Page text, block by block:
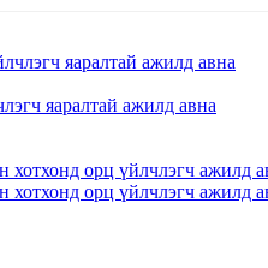
яаралтай ажилд авна
орц үйлчлэгч ажилд
орц үйлчлэгч ажилд